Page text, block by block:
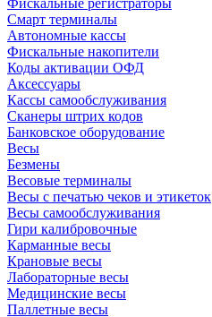
Фискальные регистраторы
Смарт терминалы
Автономные кассы
Фискальные накопители
Коды активации ОФД
Аксессуары
Кассы самообслуживания
Сканеры штрих кодов
Банковское оборудование
Весы
Безмены
Весовые терминалы
Весы с печатью чеков и этикеток
Весы самообслуживания
Гири калибровочные
Карманные весы
Крановые весы
Лабораторные весы
Медицинские весы
Паллетные весы